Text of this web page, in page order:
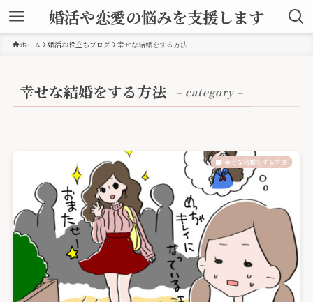
婚活や恋愛の悩みを支援します
ホーム 婚活お役立ちブログ 幸せな結婚をする方法
幸せな結婚をする方法 – category –
幸せな結婚をする方法